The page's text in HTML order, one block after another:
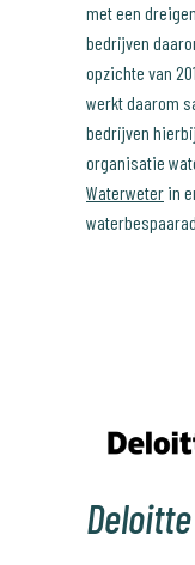
met een
bedrijven
opzichte van
werkt daarom
bedrijven
organisatie
Waterweter in
Deloitte